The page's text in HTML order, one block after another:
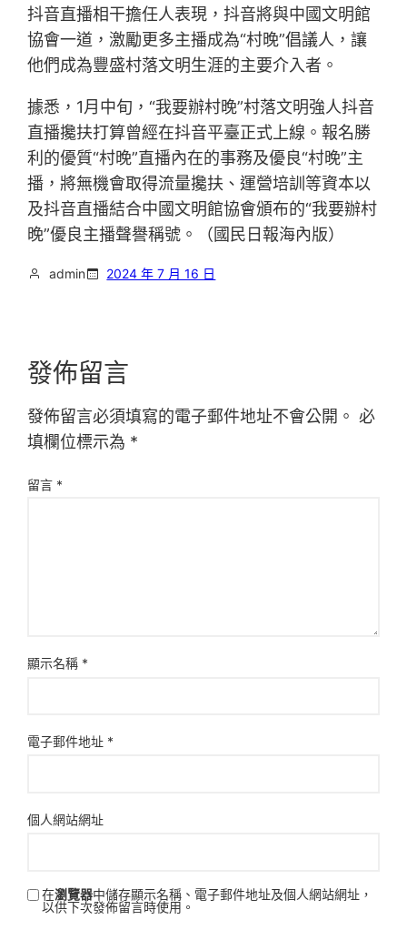
抖音直播相干擔任人表現，抖音將與中國文明館
協會一道，激勵更多主播成為“村晚”倡議人，讓
他們成為豐盛村落文明生涯的主要介入者。
據悉，1月中旬，“我要辦村晚”村落文明強人抖音
直播攙扶打算曾經在抖音平臺正式上線。報名勝
利的優質“村晚”直播內在的事務及優良“村晚”主
播，將無機會取得流量攙扶、運營培訓等資本以
及抖音直播結合中國文明館協會頒布的“我要辦村
晚”優良主播聲譽稱號。（國民日報海內版）
admin 2024 年 7 月 16 日
發佈留言
發佈留言必須填寫的電子郵件地址不會公開。 必
填欄位標示為 *
留言 *
顯示名稱 *
電子郵件地址 *
個人網站網址
在瀏覽器中儲存顯示名稱、電子郵件地址及個人網站網址，
以供下次發佈留言時使用。